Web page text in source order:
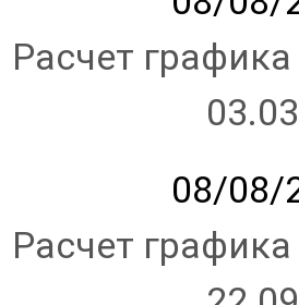
Расчет
08/08/
Расчет